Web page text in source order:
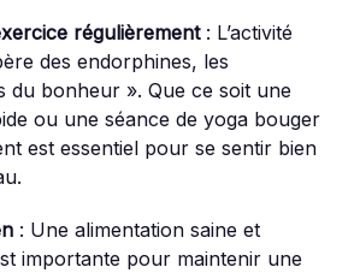
régulièrement: L’activité
des endorphines, les
du bonheur ». Que ce soit une
ou une séance de yoga bouger
est essentiel pour se sentir bien
: Une alimentation saine et
importante pour maintenir une